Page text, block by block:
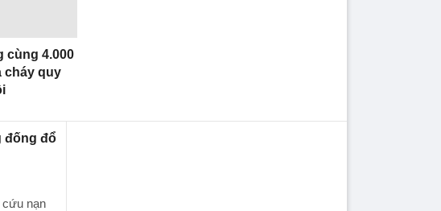
cùng 4.000
cháy quy
đống đổ
cứu nạn